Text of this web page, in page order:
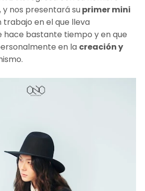
, y nos presentará suprimer mini
trabajo en el que lleva
hace bastante tiempo y en que
en la creación y